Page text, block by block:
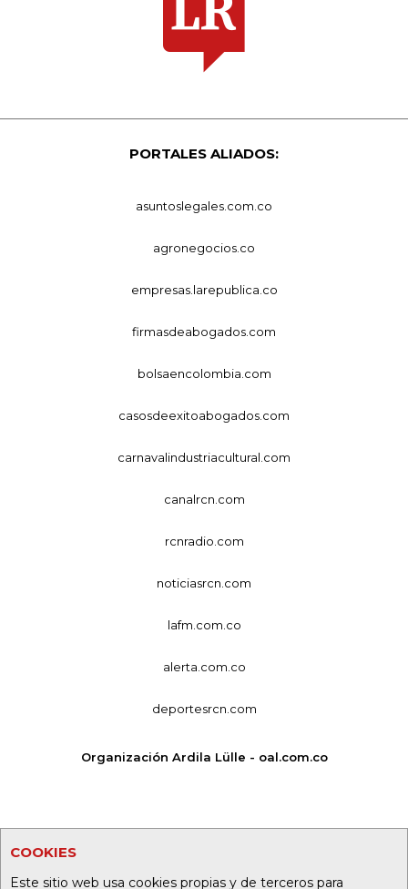
COOKIES
Este sitio web usa cookies propias y de terceros para
PORTALES ALIADOS:
asuntoslegales.com.co
agronegocios.co
empresas.larepublica.co
firmasdeabogados.com
bolsaencolombia.com
casosdeexitoabogados.com
carnavalindustriacultural.com
canalrcn.com
rcnradio.com
noticiasrcn.com
lafm.com.co
alerta.com.co
deportesrcn.com
Organización Ardila Lülle - oal.com.co